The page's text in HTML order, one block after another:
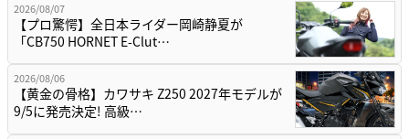
2026/08/07
【プロ驚愕】全日本ライダー岡崎静夏が
「CB750 HORNET E-Clut…
2026/08/06
【黄金の骨格】カワサキ Z250 2027年モデルが
9/5に発売決定! 高級…